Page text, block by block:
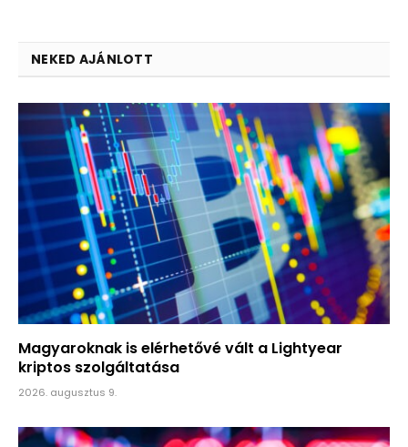
NEKED AJÁNLOTT
Magyaroknak is elérhetővé vált a Lightyear
kriptos szolgáltatása
2026. augusztus 9.